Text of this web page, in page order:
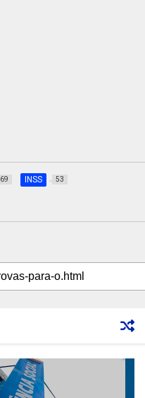
69 INSS 53